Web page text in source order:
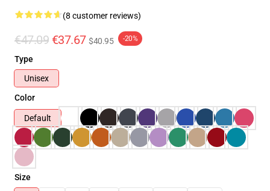
(8 customer reviews)
€47.09 €37.67 $40.95 -20%
Type
Unisex
Color
Default
Size